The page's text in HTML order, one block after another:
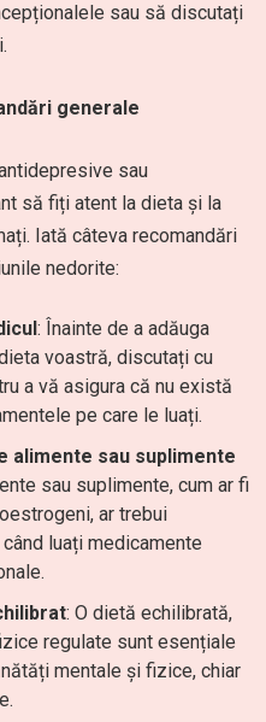
sau să discutați
generale
sau
să fiți atent la dieta și la
Iată câteva recomandări
nedorite:
: Înainte de a adăuga
voastră, discutați cu
a vă asigura că nu există
pe care le luați.
alimente sau suplimente
sau suplimente, cum ar fi
ar trebui
luați medicamente
: O dietă echilibrată,
regulate sunt esențiale
mentale și fizice, chiar